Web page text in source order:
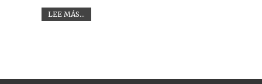
LEE MÁS...